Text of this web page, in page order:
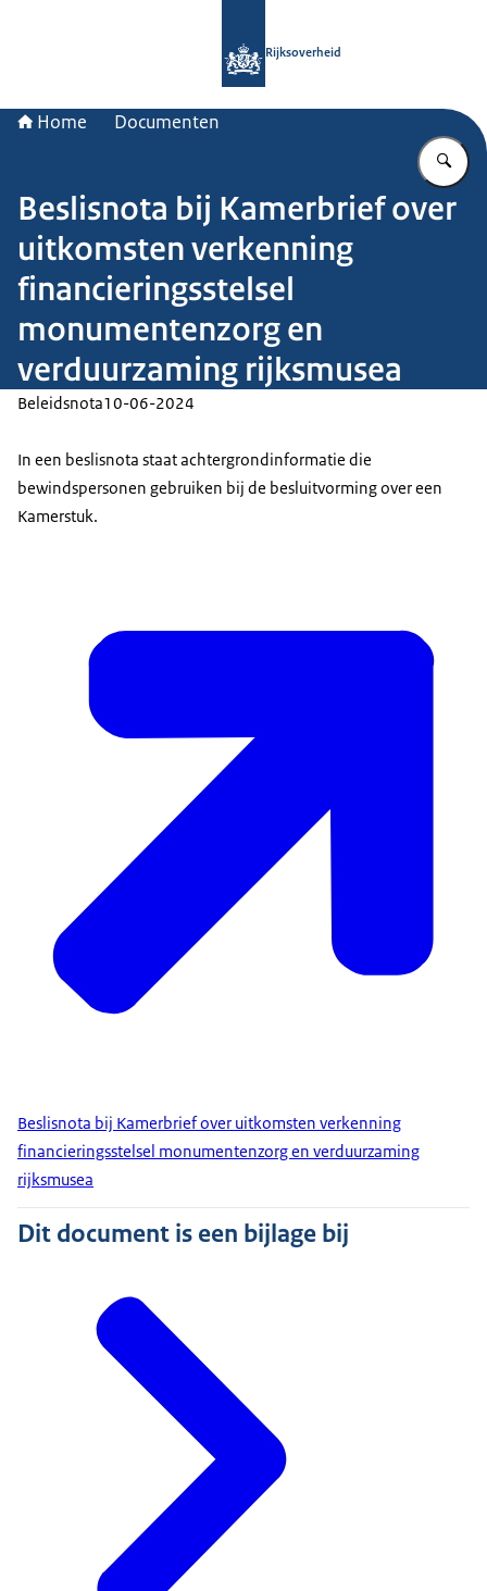
Rijksoverheid
Home Documenten
Beslisnota bij Kamerbrief over
uitkomsten verkenning
financieringsstelsel
monumentenzorg en
verduurzaming rijksmusea
Beleidsnota10-06-2024
In een beslisnota staat achtergrondinformatie die
bewindspersonen gebruiken bij de besluitvorming over een
Kamerstuk.
Beslisnota bij Kamerbrief over uitkomsten verkenning
financieringsstelsel monumentenzorg en verduurzaming
rijksmusea
Dit document is een bijlage bij